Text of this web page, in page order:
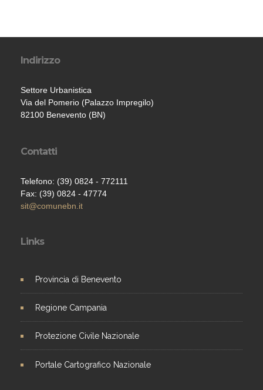
Indirizzo
Settore Urbanistica
Via del Pomerio (Palazzo Impregilo)
82100 Benevento (BN)
Contatti
Telefono: (39) 0824 - 772111
Fax: (39) 0824 - 47774
sit@comunebn.it
Links
Provincia di Benevento
Regione Campania
Protezione Civile Nazionale
Portale Cartografico Nazionale